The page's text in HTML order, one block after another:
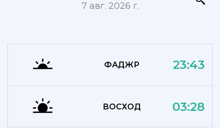
7 авг. 2026 г.
ФАДЖР 23:43
ВОСХОД 03:28